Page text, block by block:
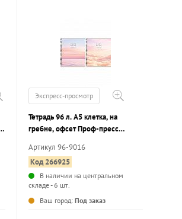
Экспресс-просмотр
Тетрадь 96 л. А5 клетка, на
гребне, офсет Проф-пресс
мелованный картон
Артикул 96-9016
Код 266925
В наличии на центральном
складе - 6 шт.
Ваш город: Под заказ